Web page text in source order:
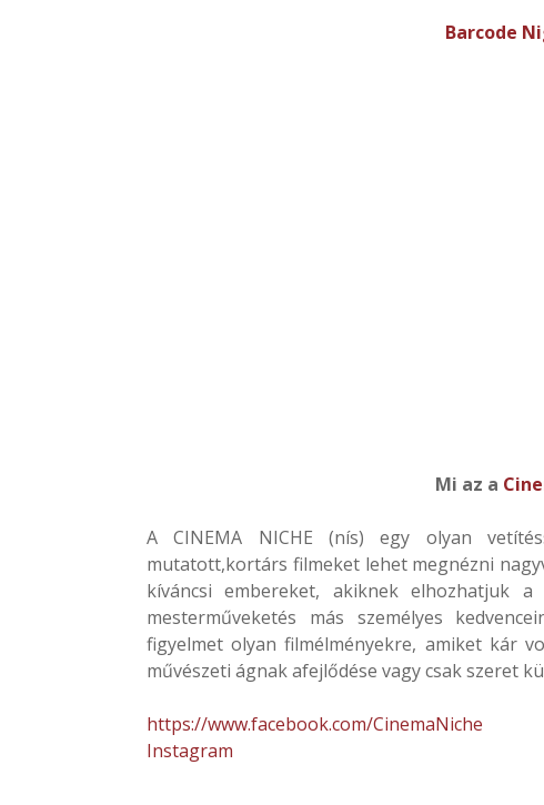
Barcode
Mi az a
A CINEMA NICHE (nís) egy olyan
mutatott,kortárs filmeket lehet megnézni
kíváncsi embereket, akiknek elhozhatjuk
mesterműveketés más személyes
figyelmet olyan filmélményekre, amiket kár
művészeti ágnak afejlődése vagy csak szeret
https://www.facebook.com/CinemaNiche
Instagram